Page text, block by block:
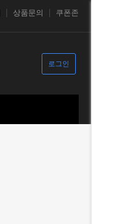
상품문의 쿠폰존
로그인